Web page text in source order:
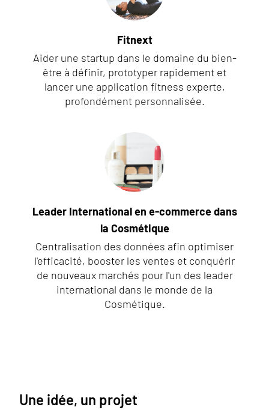
Fitnext
Aider une startup dans le domaine du bien-
être à définir, prototyper rapidement et
lancer une application fitness experte,
profondément personnalisée.
Leader International en e-commerce dans
la Cosmétique
Centralisation des données afin optimiser
l'efficacité, booster les ventes et conquérir
de nouveaux marchés pour l'un des leader
international dans le monde de la
Cosmétique.
Une idée, un projet